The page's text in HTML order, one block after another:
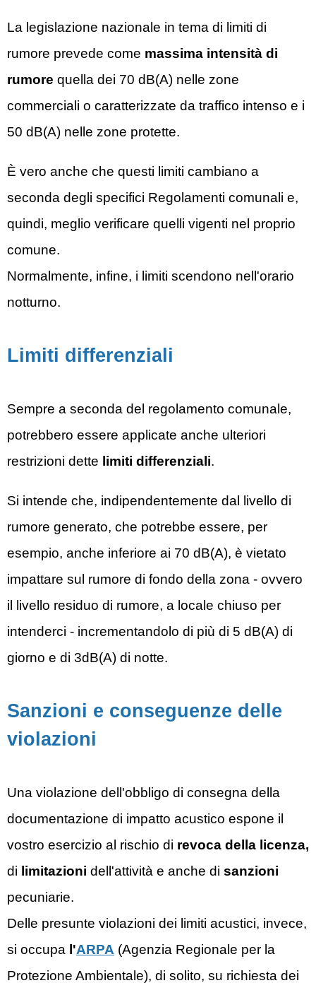
La legislazione nazionale in tema di limiti di
rumore prevede come massima intensità di
rumore quella dei 70 dB(A) nelle zone
commerciali o caratterizzate da traffico intenso e i
50 dB(A) nelle zone protette.
È vero anche che questi limiti cambiano a
seconda degli specifici Regolamenti comunali e,
quindi, meglio verificare quelli vigenti nel proprio
comune.
Normalmente, infine, i limiti scendono nell'orario
notturno.
Limiti differenziali
Sempre a seconda del regolamento comunale,
potrebbero essere applicate anche ulteriori
restrizioni dette limiti differenziali.
Si intende che, indipendentemente dal livello di
rumore generato, che potrebbe essere, per
esempio, anche inferiore ai 70 dB(A), è vietato
impattare sul rumore di fondo della zona - ovvero
il livello residuo di rumore, a locale chiuso per
intenderci - incrementandolo di più di 5 dB(A) di
giorno e di 3dB(A) di notte.
Sanzioni e conseguenze delle
violazioni
Una violazione dell'obbligo di consegna della
documentazione di impatto acustico espone il
vostro esercizio al rischio di revoca della licenza,
di limitazioni dell'attività e anche di sanzioni
pecuniarie.
Delle presunte violazioni dei limiti acustici, invece,
si occupa l'ARPA (Agenzia Regionale per la
Protezione Ambientale), di solito, su richiesta dei